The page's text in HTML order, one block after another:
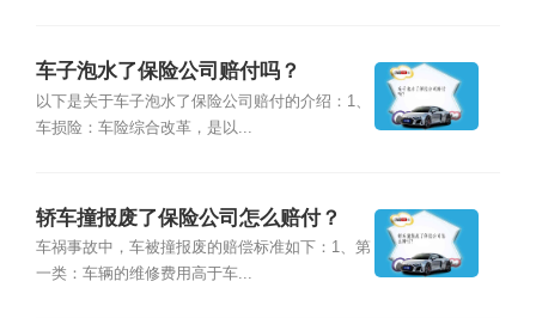
车子泡水了保险公司赔付吗？
以下是关于车子泡水了保险公司赔付的介绍：1、
车损险：车险综合改革，是以...
轿车撞报废了保险公司怎么赔付？
车祸事故中，车被撞报废的赔偿标准如下：1、第
一类：车辆的维修费用高于车...